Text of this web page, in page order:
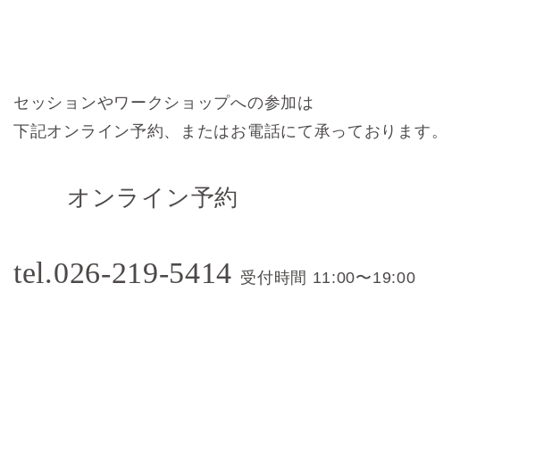
セッションやワークショップへの参加は
下記オンライン予約、またはお電話にて承っております。
オンライン予約
tel.026-219-5414 受付時間 11:00〜19:00